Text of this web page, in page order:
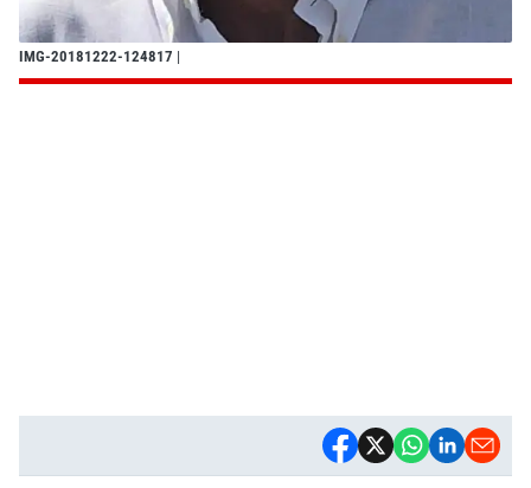
IMG-20181222-124817 |